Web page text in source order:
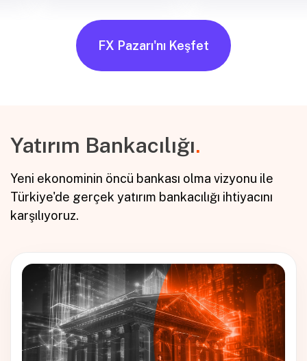
FX Pazarı'nı Keşfet
Yatırım Bankacılığı.
Yeni ekonominin öncü bankası olma vizyonu ile
Türkiye'de gerçek yatırım bankacılığı ihtiyacını
karşılıyoruz.